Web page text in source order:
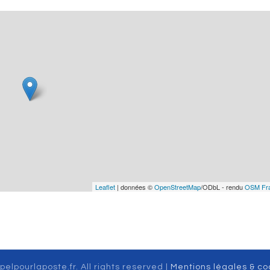
Leaflet | données ©OpenStreetMap/ODbL - renduOSM
All rights reserved | Mentions légales &